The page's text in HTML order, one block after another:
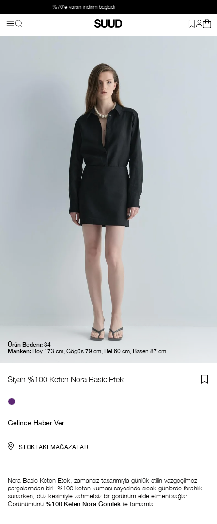
Suud Basic: 2 ve üzeri ürüne %20 indirim
Alt Giyim Etek Siyah %100 Keten Nora Basic
Ürün Bedeni: 34
Manken: Boy 173 cm, Göğüs 79 cm, Bel 60 cm, Basen 87 cm
Siyah %100 Keten Nora Basic Etek
Gelince Haber Ver
STOKTAKI MAĞAZALAR
Nora Basic Keten Etek, zamansız tasarımıyla günlük stilin vazgeçilmez
parçalarından biri. %100 keten kumaşı sayesinde sıcak günlerde ferahlık
sunarken, düz kesimiyle zahmetsiz bir görünüm elde etmeni sağlar.
Görünümünü %100 Keten Nora Gömlek ile tamamla.